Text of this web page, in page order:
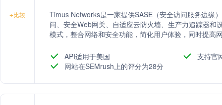
+比较
Timus Networks是一家提供SASE（安全访问服务边缘
问、安全Web网关、自适应云防火墙、生产力追踪器和
模式，整合网络和安全功能，简化用户体验，同时提高
API适用于美国
支持官
网站在SEMrush上的评分为28分